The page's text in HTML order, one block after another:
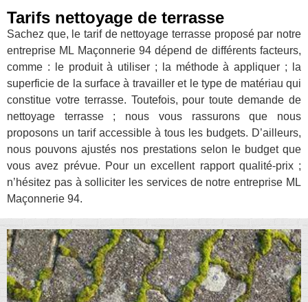
Tarifs nettoyage de terrasse
Sachez que, le tarif de nettoyage terrasse proposé par notre
entreprise ML Maçonnerie 94 dépend de différents facteurs,
comme : le produit à utiliser ; la méthode à appliquer ; la
superficie de la surface à travailler et le type de matériau qui
constitue votre terrasse. Toutefois, pour toute demande de
nettoyage terrasse ; nous vous rassurons que nous
proposons un tarif accessible à tous les budgets. D’ailleurs,
nous pouvons ajustés nos prestations selon le budget que
vous avez prévue. Pour un excellent rapport qualité-prix ;
n’hésitez pas à solliciter les services de notre entreprise ML
Maçonnerie 94.